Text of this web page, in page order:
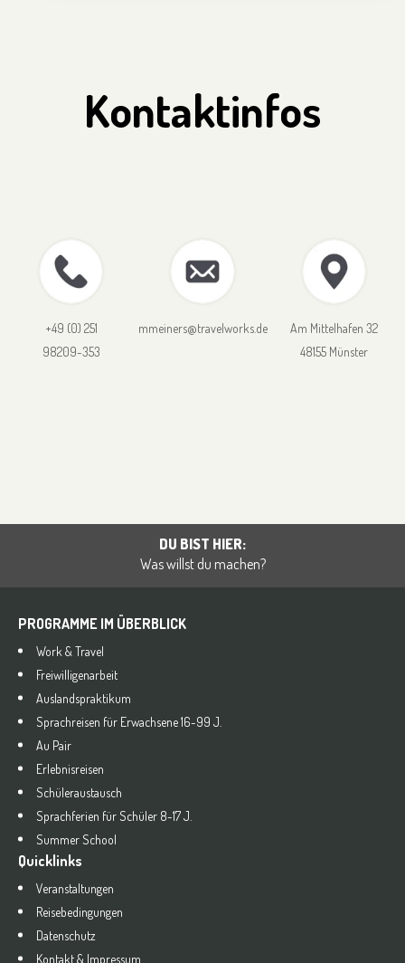
Kontaktinfos
+49 (0) 251
98209-353
mmeiners@travelworks.de
Am Mittelhafen 32
48155 Münster
DU BIST HIER:
Was willst du machen?
PROGRAMME IM ÜBERBLICK
Work & Travel
Freiwilligenarbeit
Auslandspraktikum
Sprachreisen für Erwachsene 16-99 J.
Au Pair
Erlebnisreisen
Schüleraustausch
Sprachferien für Schüler 8-17 J.
Summer School
Quicklinks
Veranstaltungen
Reisebedingungen
Datenschutz
Kontakt & Impressum